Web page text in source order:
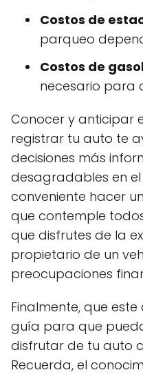
Costos de
parqueo
Costos de
necesario para
Conocer y anticipar
registrar tu auto te
decisiones más
desagradables en el
conveniente hacer
que contemple
que disfrutes de la
propietario de un
preocupaciones
Finalmente, que
guía para que
disfrutar de tu auto
Recuerda, el